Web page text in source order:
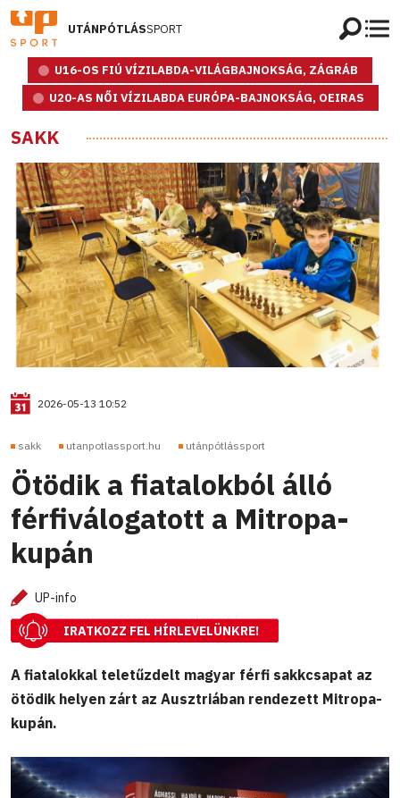
UTÁNPÓTLÁSSPORT
U16-OS FIÚ VÍZILABDA-VILÁGBAJNOKSÁG, ZÁGRÁB
U20-AS NŐI VÍZILABDA EURÓPA-BAJNOKSÁG, OEIRAS
SAKK
2026-05-13 10:52
sakk utanpotlassport.hu utánpótlássport
Ötödik a fiatalokból álló
férfiválogatott a Mitropa-
kupán
UP-info
IRATKOZZ FEL HÍRLEVELÜNKRE!
A fiatalokkal teletűzdelt magyar férfi sakkcsapat az
ötödik helyen zárt az Ausztriában rendezett Mitropa-
kupán.